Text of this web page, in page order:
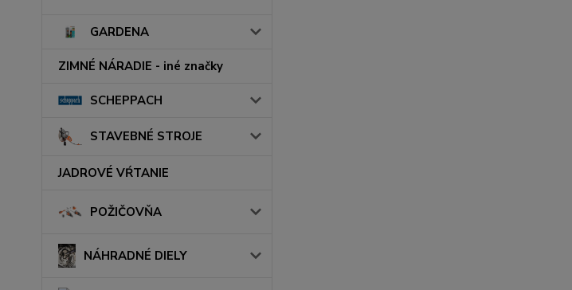
GARDENA
ZIMNÉ NÁRADIE - iné značky
SCHEPPACH
STAVEBNÉ STROJE
JADROVÉ VŔTANIE
POŽIČOVŇA
NÁHRADNÉ DIELY